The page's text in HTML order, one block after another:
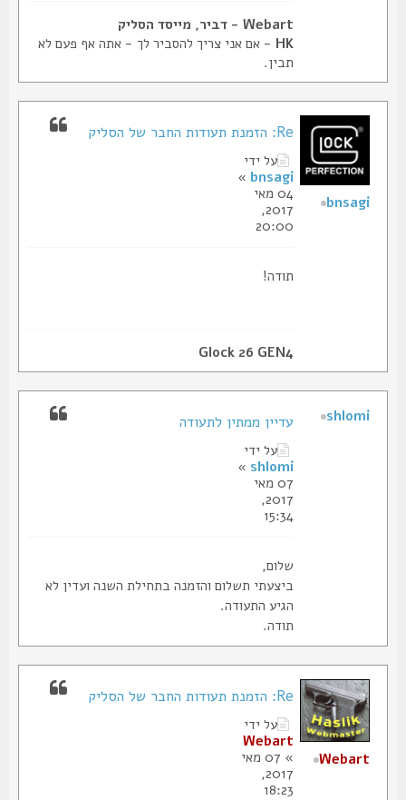
Webart - דביר, מייסד הסליק
- אם אני צריך להסביר לך - אתה אף פעם לא
תבין.
Re: הזמנת תעודות החבר של הסליק
על ידי
bnsagi
»
04 מאי
2017,
20:00
תודה!
Glock 26 GEN4
bnsagi
עדיין ממתין לתעודה
על ידי
shlomi
»
07 מאי
2017,
15:34
שלום,
ביצעתי תשלום והזמנה בתחילת השנה ועדין לא
הגיע התעודה.
תודה.
shlomi
Re: הזמנת תעודות החבר של הסליק
על ידי
Webart
» 07 מאי
2017,
18:23
Webart